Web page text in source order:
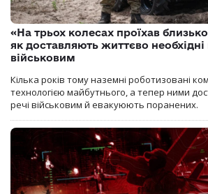
«На трьох колесах проїхав
як доставляють життєво необхідні
військовим
Кілька років тому наземні роботизовані
технологією майбутнього, а тепер ними
речі військовим й евакуюють поранених.